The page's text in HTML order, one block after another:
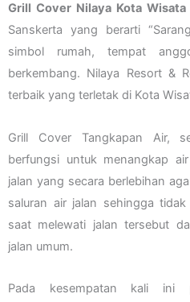
Grill Cover Nilaya Kota Wisata
Sanskerta yang berarti
simbol rumah, tempat
berkembang. Nilaya Resort &
terbaik yang terletak di Kota
Grill Cover Tangkapan Air,
berfungsi untuk menangkap
jalan yang secara berlebihan
saluran air jalan sehingga
saat melewati jalan tersebut
jalan umum.
Pada kesempatan kali ini